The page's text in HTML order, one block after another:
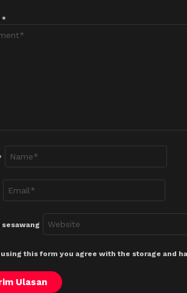
*
sesawang
using this form you agree with the storage and
Ulasan